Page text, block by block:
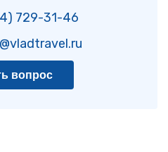
729-31-46
вопрос